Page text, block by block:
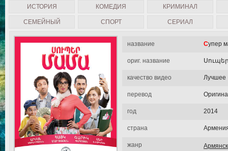
название Супер
ориг. название
качество видео Лучшее
перевод
год 2014
страна
жанр
ИСТОРИЯ КОМЕДИЯ КРИМИНАЛ
СЕМЕЙНЫЙ СПОРТ СЕРИАЛ